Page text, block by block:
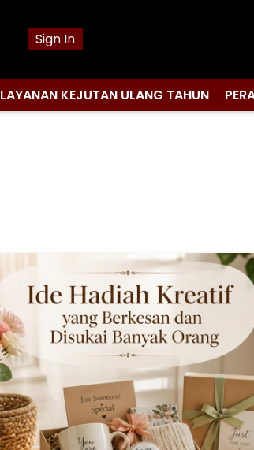
Sign In
LAYANAN KEJUTAN ULANG TAHUN